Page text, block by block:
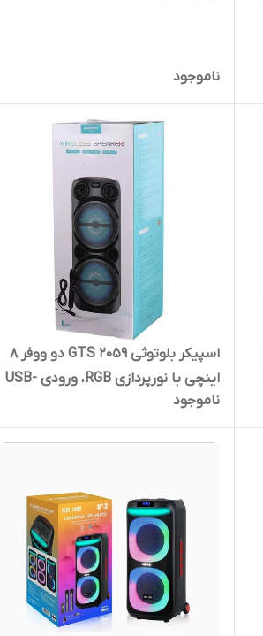
ناموجود
اسپیکر بلوتوثی GTS 2059 دو ووفر 8
اینچی با نورپردازی RGB، ورودی USB-
TF و قابلیت TWS | کد 2082
ناموجود